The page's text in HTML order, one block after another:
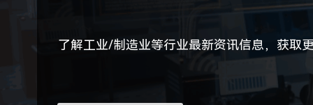
了解工业/制造业等行业最新资讯信息，获取